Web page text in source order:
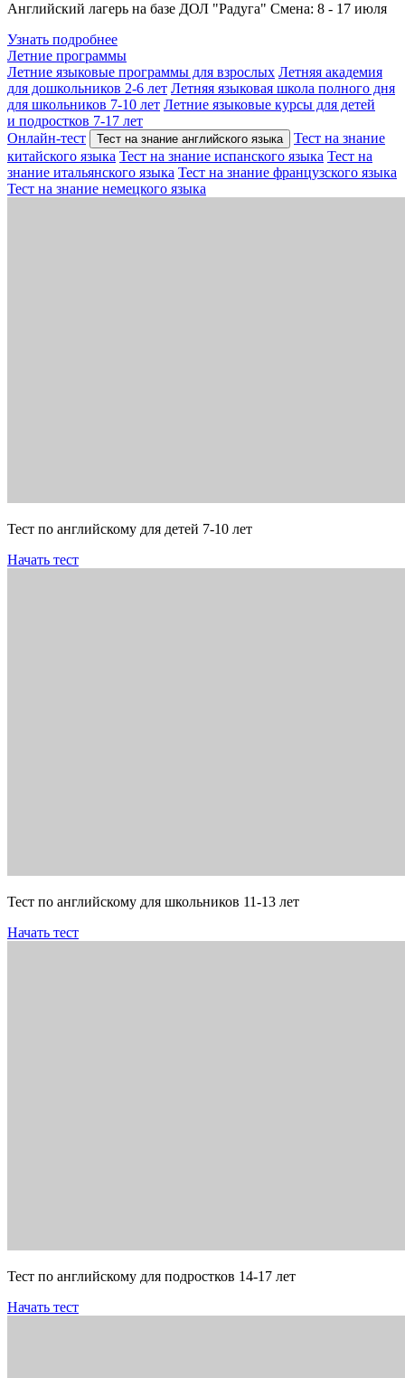
Английский лагерь на базе ДОЛ "Радуга" Смена: 8 - 17 июля
Узнать подробнее
Летние программы
Летние языковые программы для взрослых Летняя академия
для дошкольников 2-6 лет Летняя языковая школа полного дня
для школьников 7-10 лет Летние языковые курсы для детей
и подростков 7-17 лет
Онлайн-тест
Тест на знание английского языка
Тест на знание
китайского языка Тест на знание испанского языка Тест на
знание итальянского языка Тест на знание французского языка
Тест на знание немецкого языка
Тест по английскому для детей 7-10 лет
Начать тест
Тест по английскому для школьников 11-13 лет
Начать тест
Тест по английскому для подростков 14-17 лет
Начать тест